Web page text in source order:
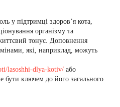
у підтримці здоров’я кота,
організму та
тонус. Доповнення
які, наприклад, можуть
lasoshhi-dlya-kotiv/ або
бути ключем до його загального